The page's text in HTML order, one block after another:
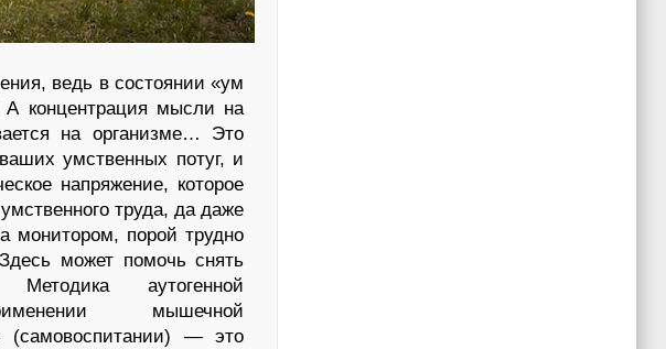
ведь в состоянии «ум
концентрация мысли на
на организме… Это
умственных потуг, и
напряжение, которое
труда, да даже
монитором, порой трудно
может помочь снять
аутогенной
мышечной
(самовоспитании) — это